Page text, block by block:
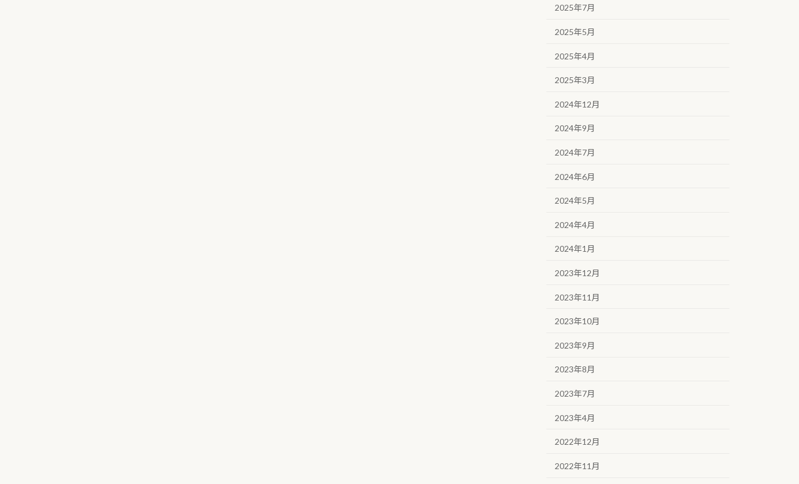
2025年7月
2025年5月
2025年4月
2025年3月
2024年12月
2024年9月
2024年7月
2024年6月
2024年5月
2024年4月
2024年1月
2023年12月
2023年11月
2023年10月
2023年9月
2023年8月
2023年7月
2023年4月
2022年12月
2022年11月